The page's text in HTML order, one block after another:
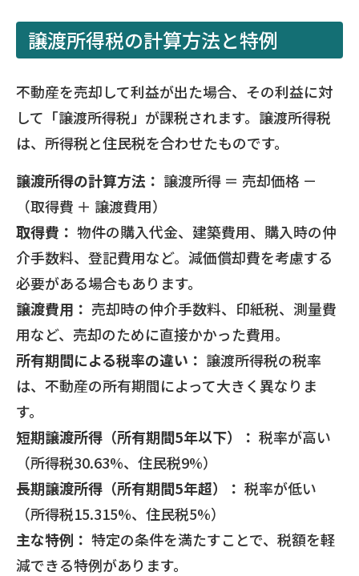
譲渡所得税の計算方法と特例
不動産を売却して利益が出た場合、その利益に対
して「譲渡所得税」が課税されます。譲渡所得税
は、所得税と住民税を合わせたものです。
譲渡所得の計算方法： 譲渡所得 ＝ 売却価格 －
（取得費 ＋ 譲渡費用）
取得費： 物件の購入代金、建築費用、購入時の仲
介手数料、登記費用など。減価償却費を考慮する
必要がある場合もあります。
譲渡費用： 売却時の仲介手数料、印紙税、測量費
用など、売却のために直接かかった費用。
所有期間による税率の違い： 譲渡所得税の税率
は、不動産の所有期間によって大きく異なりま
す。
短期譲渡所得（所有期間5年以下）： 税率が高い
（所得税30.63%、住民税9%）
長期譲渡所得（所有期間5年超）： 税率が低い
（所得税15.315%、住民税5%）
主な特例： 特定の条件を満たすことで、税額を軽
減できる特例があります。